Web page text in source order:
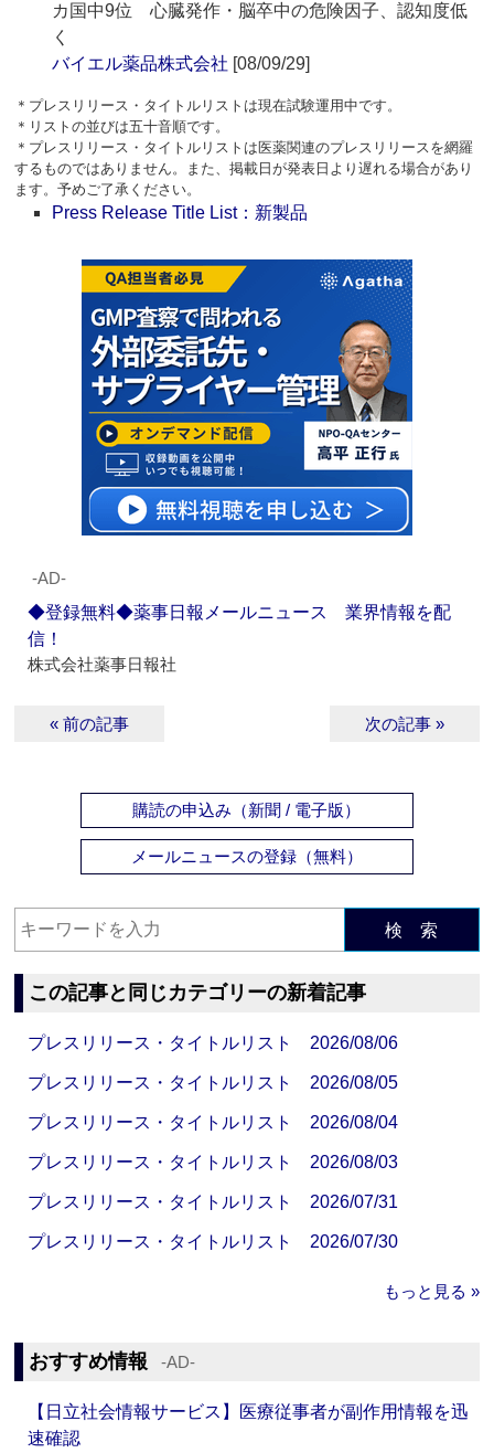
カ国中9位 心臓発作・脳卒中の危険因子、認知度低
く
バイエル薬品株式会社 [08/09/29]
＊プレスリリース・タイトルリストは現在試験運用中です。
＊リストの並びは五十音順です。
＊プレスリリース・タイトルリストは医薬関連のプレスリリースを網羅
するものではありません。また、掲載日が発表日より遅れる場合があり
ます。予めご了承ください。
Press Release Title List：新製品
‐AD‐
◆登録無料◆薬事日報メールニュース 業界情報を配
信！
株式会社薬事日報社
« 前の記事 次の記事 »
購読の申込み（新聞 / 電子版）
メールニュースの登録（無料）
検 索
この記事と同じカテゴリーの新着記事
プレスリリース・タイトルリスト 2026/08/06
プレスリリース・タイトルリスト 2026/08/05
プレスリリース・タイトルリスト 2026/08/04
プレスリリース・タイトルリスト 2026/08/03
プレスリリース・タイトルリスト 2026/07/31
プレスリリース・タイトルリスト 2026/07/30
もっと見る »
おすすめ情報 ‐AD‐
【日立社会情報サービス】医療従事者が副作用情報を迅
速確認